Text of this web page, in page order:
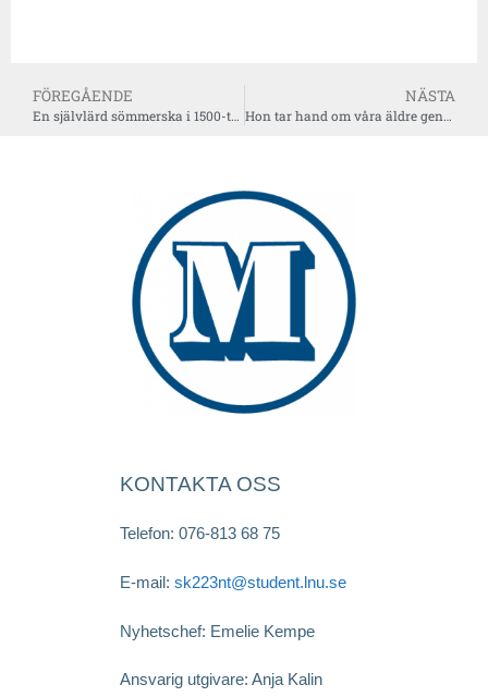
FÖREGÅENDE
En självlärd sömmerska i 1500-tals anda
NÄSTA
Hon tar hand om våra äldre genom pandemin
KONTAKTA OSS
Telefon: 076-813 68 75
E-mail: sk223nt@student.lnu.se
Nyhetschef: Emelie Kempe
Ansvarig utgivare: Anja Kalin